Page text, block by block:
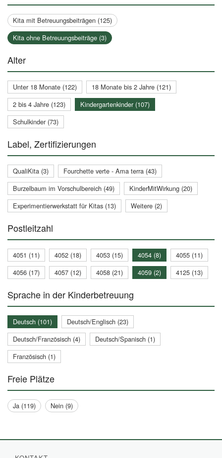
Kita mit Betreuungsbeiträgen (125)
Kita ohne Betreuungsbeiträge (3)
Alter
Unter 18 Monate (122)
18 Monate bis 2 Jahre (121)
2 bis 4 Jahre (123)
Kindergartenkinder (107)
Schulkinder (73)
Label, Zertifizierungen
QualiKita (3)
Fourchette verte - Ama terra (43)
Burzelbaum im Vorschulbereich (49)
KinderMitWirkung (20)
Experimentierwerkstatt für Kitas (13)
Weitere (2)
Postleitzahl
4051 (11) 4052 (18) 4053 (15) 4054 (8)
4055 (11)
4056 (17)
4057 (12) 4058 (21) 4059 (2) 4125 (13)
Sprache in der Kinderbetreuung
Deutsch (101)
Deutsch/Englisch (23)
Deutsch/Französisch (4)
Deutsch/Spanisch (1)
Französisch (1)
Freie Plätze
Ja (119) Nein (9)